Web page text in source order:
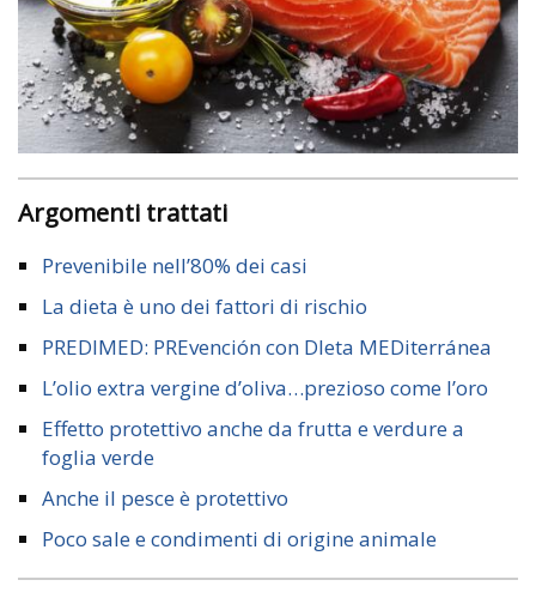
Argomenti trattati
Prevenibile nell’80% dei casi
La dieta è uno dei fattori di rischio
PREDIMED: PREvención con DIeta MEDiterránea
L’olio extra vergine d’oliva…prezioso come l’oro
Effetto protettivo anche da frutta e verdure a
foglia verde
Anche il pesce è protettivo
Poco sale e condimenti di origine animale